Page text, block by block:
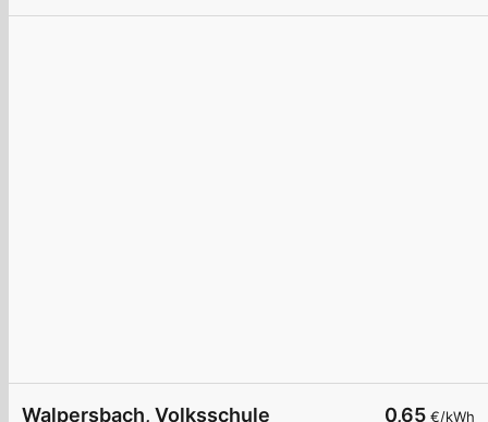
0,65 €/kWh
Walpersbach, Volksschule